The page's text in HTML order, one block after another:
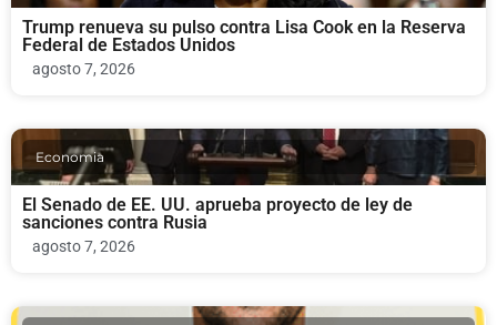
Trump renueva su pulso contra Lisa Cook en la Reserva
Federal de Estados Unidos
agosto 7, 2026
Economia
El Senado de EE. UU. aprueba proyecto de ley de
sanciones contra Rusia
agosto 7, 2026